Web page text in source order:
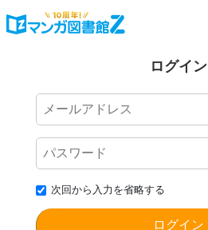
ログイン
次回から入力を省略する